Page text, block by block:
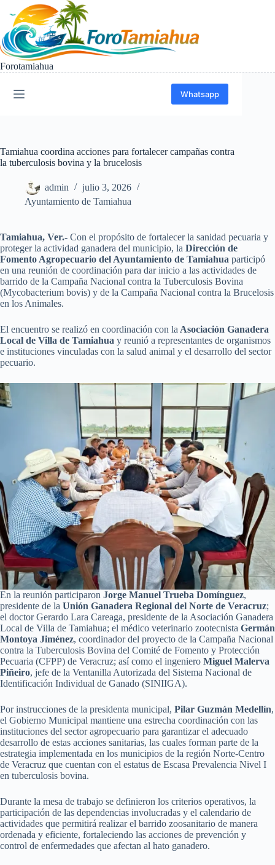
contenido
Forotamiahua
Whatsapp
Tamiahua coordina acciones para fortalecer campañas contra
la tuberculosis bovina y la brucelosis
admin
julio 3, 2026
Ayuntamiento de Tamiahua
Tamiahua, Ver.- Con el propósito de fortalecer la sanidad pecuaria y
proteger la actividad ganadera del municipio, la Dirección de
Fomento Agropecuario del Ayuntamiento de Tamiahua participó
en una reunión de coordinación para dar inicio a las actividades de
barrido de la Campaña Nacional contra la Tuberculosis Bovina
(Mycobacterium bovis) y de la Campaña Nacional contra la Brucelosis
en los Animales.
El encuentro se realizó en coordinación con la Asociación Ganadera
Local de Villa de Tamiahua y reunió a representantes de organismos
e instituciones vinculadas con la salud animal y el desarrollo del sector
pecuario.
En la reunión participaron Jorge Manuel Trueba Domínguez,
presidente de la Unión Ganadera Regional del Norte de Veracruz;
el doctor Gerardo Lara Careaga, presidente de la Asociación Ganadera
Local de Villa de Tamiahua; el médico veterinario zootecnista Germán
Montoya Jiménez, coordinador del proyecto de la Campaña Nacional
contra la Tuberculosis Bovina del Comité de Fomento y Protección
Pecuaria (CFPP) de Veracruz; así como el ingeniero Miguel Malerva
Piñeiro, jefe de la Ventanilla Autorizada del Sistema Nacional de
Identificación Individual de Ganado (SINIIGA).
Por instrucciones de la presidenta municipal, Pilar Guzmán Medellín,
el Gobierno Municipal mantiene una estrecha coordinación con las
instituciones del sector agropecuario para garantizar el adecuado
desarrollo de estas acciones sanitarias, las cuales forman parte de la
estrategia implementada en los municipios de la región Norte-Centro
de Veracruz que cuentan con el estatus de Escasa Prevalencia Nivel I
en tuberculosis bovina.
Durante la mesa de trabajo se definieron los criterios operativos, la
participación de las dependencias involucradas y el calendario de
actividades que permitirá realizar el barrido zoosanitario de manera
ordenada y eficiente, fortaleciendo las acciones de prevención y
control de enfermedades que afectan al hato ganadero.